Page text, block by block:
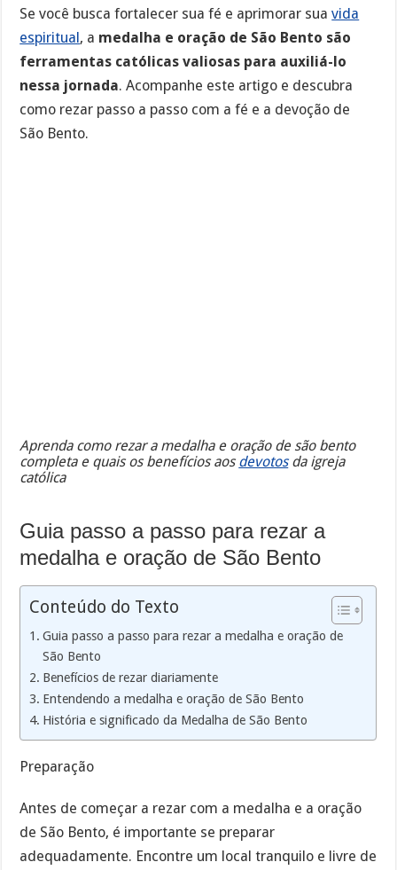
Se você busca fortalecer sua fé e aprimorar suavida
espiritual, a medalha e oração de São Bento são
ferramentas católicas valiosas para auxiliá-lo
nessa jornada. Acompanhe este artigo e descubra
como rezar passo a passo com a fé e a devoção de
São Bento.
Aprenda como rezar a medalha e oração de são bento
completa e quais os benefícios aos devotosda igreja
católica
Guia passo a passo para rezar a
medalha e oração de São Bento
Conteúdo do Texto
Guia passo a passo para rezar a medalha e oração de
São Bento
Benefícios de rezar diariamente
Entendendo a medalha e oração de São Bento
História e significado da Medalha de São Bento
Preparação
Antes de começar a rezar com a medalha e a oração
de São Bento, é importante se preparar
adequadamente. Encontre um local tranquilo e livre de